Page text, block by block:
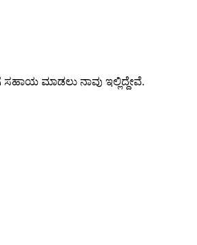
ಮಾಡಲು ನಾವು ಇಲ್ಲಿದ್ದೇವೆ.